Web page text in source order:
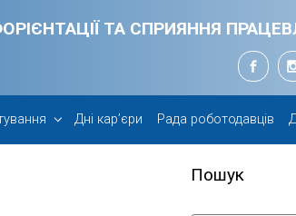
ТА СПРИЯННЯ
Дні кар’єри Рада роботодавців
Пошук